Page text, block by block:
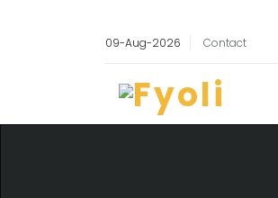
09-Aug-2026 Contact